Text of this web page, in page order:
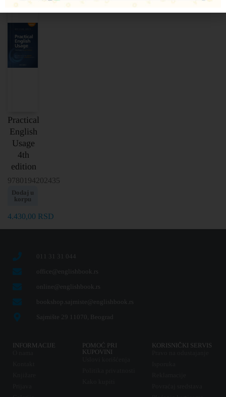
Practical
English
Usage
4th
edition
9780194202435
Dodaj u
korpu
4.430,00 RSD
011 31 31 044
office@englishbook.rs
online@englishbook.rs
bookshop.sajmiste@englishbook.rs
Sajmište 29 11070, Beograd
INFORMACIJE
POMOĆ PRI
KUPOVINI
KORISNIČKI SERVIS